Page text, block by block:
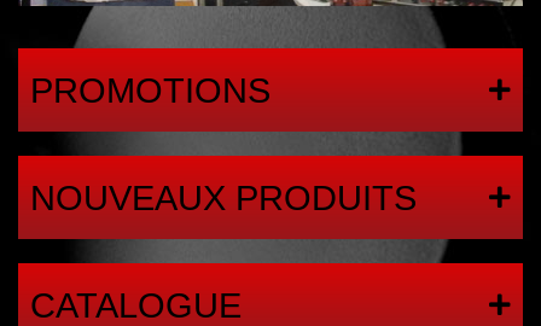
PROMOTIONS
NOUVEAUX PRODUITS
CATALOGUE